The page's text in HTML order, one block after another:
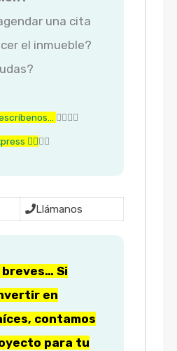
una cita
el inmueble?
👇🏼👇🏼
👇🏼👇🏼
Llámanos
Si
en
contamos
para tu